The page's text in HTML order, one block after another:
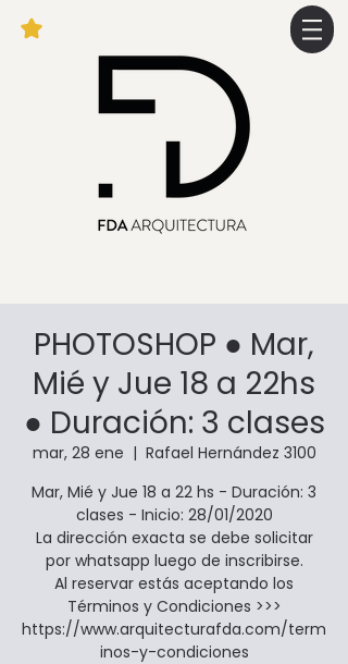
PHOTOSHOP ● Mar,
Mié y Jue 18 a 22hs
● Duración: 3 clases
mar, 28 ene
  |
Rafael Hernández 3100
Mar, Mié y Jue 18 a 22 hs - Duración: 3
clases - Inicio: 28/01/2020
La dirección exacta se debe solicitar
por whatsapp luego de inscribirse.
Al reservar estás aceptando los
Términos y Condiciones >>>
https://www.arquitecturafda.com/term
inos-y-condiciones